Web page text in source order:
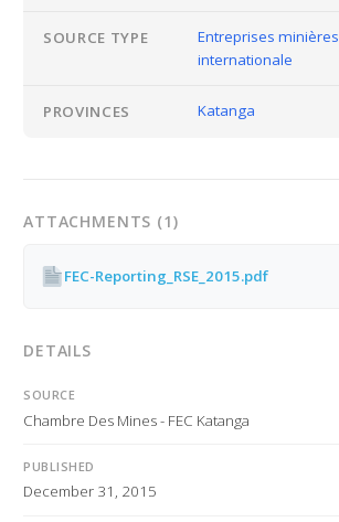
SOURCE TYPE Entreprises minières
internationale
PROVINCES Katanga
ATTACHMENTS (1)
FEC-Reporting_RSE_2015.pdf
DETAILS
SOURCE
Chambre Des Mines - FEC Katanga
PUBLISHED
December 31, 2015